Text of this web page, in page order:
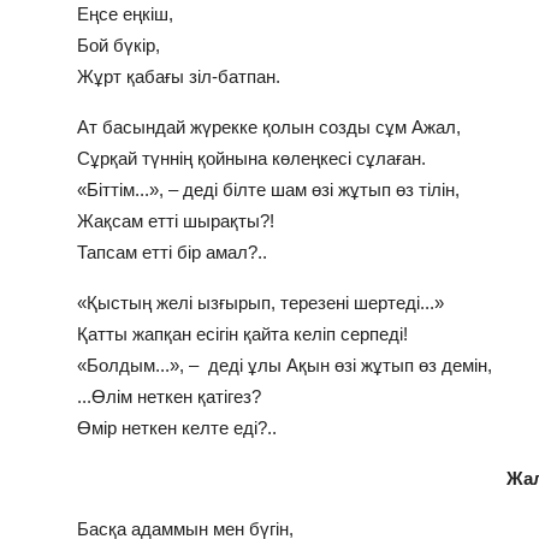
Еңсе еңкіш,
Бой бүкір,
Жұрт қабағы зіл-батпан.
Ат басындай жүрекке қолын созды сұм Ажал,
Сұрқай түннің қойнына көлеңкесі сұлаған.
«Біттім...», – деді білте шам өзі жұтып өз тілін,
Жақсам етті шырақты?!
Тапсам етті бір амал?..
«Қыстың желі ызғырып, терезені шертеді...»
Қатты жапқан есігін қайта келіп серпеді!
«Болдым...», – деді ұлы Ақын өзі жұтып өз демін,
...Өлім неткен қатігез?
Өмір неткен келте еді?..
Басқа адаммын мен бүгін,